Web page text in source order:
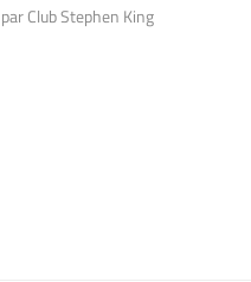
par Club Stephen King